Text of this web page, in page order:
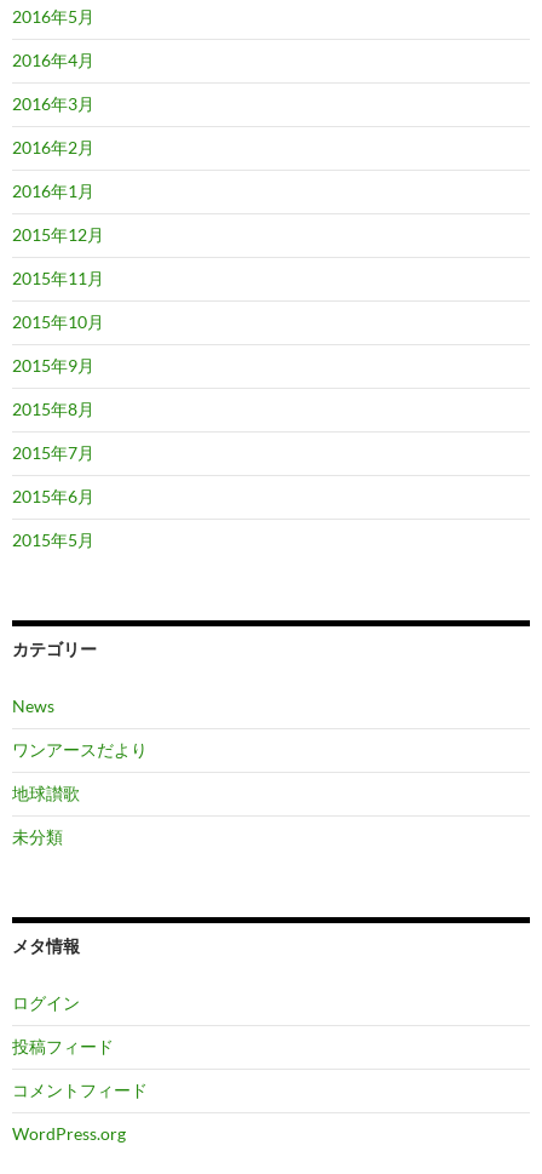
2016年5月
2016年4月
2016年3月
2016年2月
2016年1月
2015年12月
2015年11月
2015年10月
2015年9月
2015年8月
2015年7月
2015年6月
2015年5月
カテゴリー
News
ワンアースだより
地球讃歌
未分類
メタ情報
ログイン
投稿フィード
コメントフィード
WordPress.org